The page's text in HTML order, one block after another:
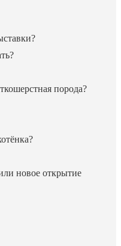
порода?
новое открытие